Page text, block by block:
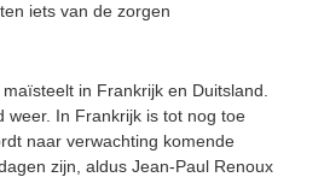
iets van de zorgen
in Frankrijk en Duitsland.
weer. In Frankrijk is tot nog toe
naar verwachting komende
zijn, aldus Jean-Paul Renoux